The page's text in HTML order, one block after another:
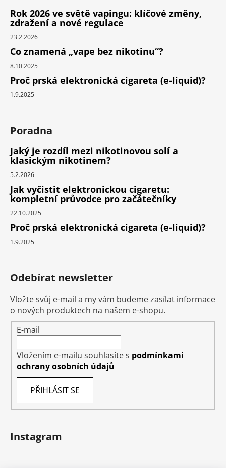
Rok 2026 ve světě vapingu: klíčové změny,
zdražení a nové regulace
23.2.2026
Co znamená „vape bez nikotinu“?
8.10.2025
Proč prská elektronická cigareta (e-liquid)?
1.9.2025
Poradna
Jaký je rozdíl mezi nikotinovou solí a
klasickým nikotinem?
5.2.2026
Jak vyčistit elektronickou cigaretu:
kompletní průvodce pro začátečníky
22.10.2025
Proč prská elektronická cigareta (e-liquid)?
1.9.2025
Odebírat newsletter
Vložte svůj e-mail a my vám budeme zasílat informace
o nových produktech na našem e-shopu.
E-mail
Vložením e-mailu souhlasíte s podmínkami
ochrany osobních údajů
PŘIHLÁSIT SE
Instagram